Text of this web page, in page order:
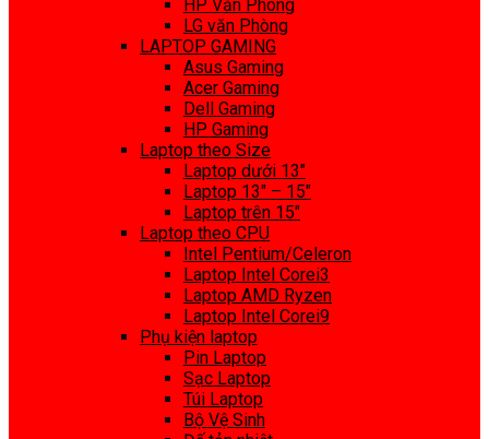
HP Văn Phòng
LG văn Phòng
LAPTOP GAMING
Asus Gaming
Acer Gaming
Dell Gaming
HP Gaming
Laptop theo Size
Laptop dưới 13″
Laptop 13″ – 15″
Laptop trên 15″
Laptop theo CPU
Intel Pentium/Celeron
Laptop Intel Corei3
Laptop AMD Ryzen
Laptop Intel Corei9
Phụ kiện laptop
Pin Laptop
Sạc Laptop
Túi Laptop
Bộ Vệ Sinh